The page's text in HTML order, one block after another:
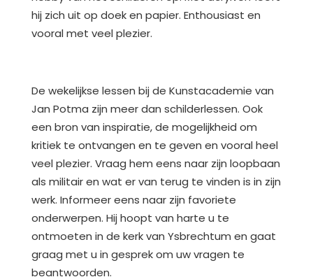
hij zich uit op doek en papier. Enthousiast en
vooral met veel plezier.
De wekelijkse lessen bij de Kunstacademie van
Jan Potma zijn meer dan schilderlessen. Ook
een bron van inspiratie, de mogelijkheid om
kritiek te ontvangen en te geven en vooral heel
veel plezier. Vraag hem eens naar zijn loopbaan
als militair en wat er van terug te vinden is in zijn
werk. Informeer eens naar zijn favoriete
onderwerpen. Hij hoopt van harte u te
ontmoeten in de kerk van Ysbrechtum en gaat
graag met u in gesprek om uw vragen te
beantwoorden.